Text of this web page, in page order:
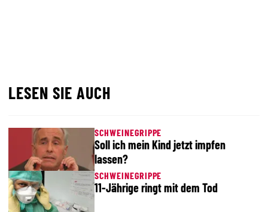
LESEN SIE AUCH
SCHWEINEGRIPPE
Soll ich mein Kind jetzt impfen
lassen?
SCHWEINEGRIPPE
11-Jährige ringt mit dem Tod